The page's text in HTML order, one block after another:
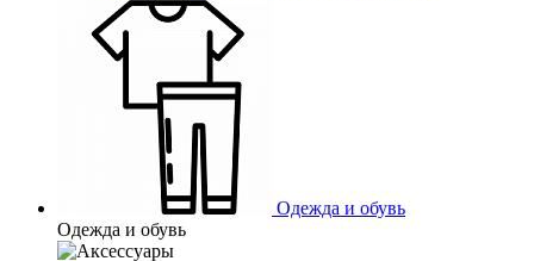
Одежда и обувь
Одежда и обувь